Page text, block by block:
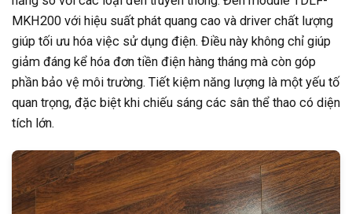
MKH200 với hiệu suất phát quang cao và driver chất lượng
giúp tối ưu hóa việc sử dụng điện. Điều này không chỉ giúp
giảm đáng kể hóa đơn tiền điện hàng tháng mà còn góp
phần bảo vệ môi trường. Tiết kiệm năng lượng là một yếu tố
quan trọng, đặc biệt khi chiếu sáng các sân thể thao có diện
tích lớn.